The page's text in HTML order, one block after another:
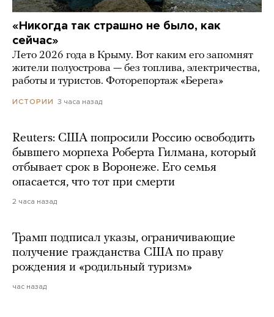
«Никогда так страшно не было, как
сейчас»
Лето 2026 года в Крыму. Вот каким его запомнят
жители полуострова — без топлива, электричества,
работы и туристов. Фоторепортаж «Берега»
ИСТОРИИ 3 часа назад
Reuters: США попросили Россию освободить
бывшего морпеха Роберта Гилмана, который
отбывает срок в Воронеже. Его семья
опасается, что тот при смерти
2 часа назад
Трамп подписал указы, ограничивающие
получение гражданства США по праву
рождения и «родильный туризм»
час назад